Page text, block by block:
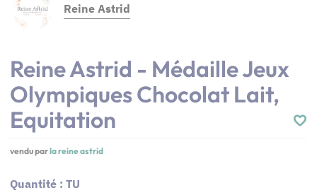
Reine Astrid
Reine Astrid - Médaille Jeux
Olympiques Chocolat Lait,
Equitation
vendu parla reine astrid
Quantité : TU